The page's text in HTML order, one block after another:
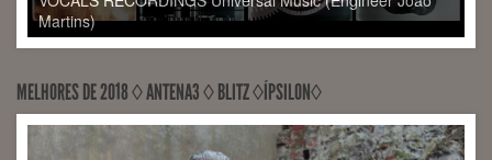
Martins)
MELHORES DE 2018 ◊ ANTENA3 ◊ BLITZ ◊ÍPSILON◊